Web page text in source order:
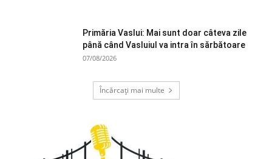
Primăria Vaslui: Mai sunt doar câteva zile
până când Vasluiul va intra în sărbătoare
07/08/2026
Încărcați mai multe